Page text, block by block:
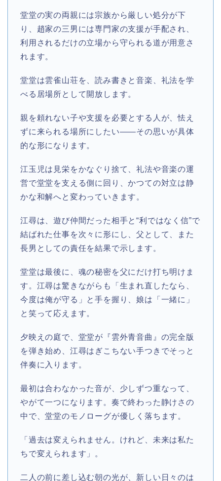
堂堂の実の両親には宗族から厳しい処分が下
り、趙家の三男には専門家の支援が手配され、
利用されるだけの立場から守られる道が用意さ
れます。
堂堂は雲雀山荘を、読み書きと音楽、礼法を学
べる居場所として開放します。
親を頼れない子や支援を必要とする人が、怯え
ずに来られる場所にしたい——その思いが具体
的な形になります。
江玉児は見栄をかなぐり捨て、礼法や音楽の運
営で堂堂を支える側に回り、かつての対立は静
かな和解へと変わっていきます。
江尋は、遊び仲間だった相手と“利ではなく信”で
結ばれた仕事を次々に形にし、父として、また
長男としての責任を結果で示します。
堂堂は最後に、魂の秘密を父にだけ打ち明けま
す。江尋は驚きながらも「生まれ直したなら、
今度は俺が守る」と手を握り、娘は「一緒に」
と笑って応えます。
夕映えの庭で、堂堂が『雲外青音曲』の完全版
を弾き始め、江尋はぎこちない手つきでそっと
伴奏に入ります。
最初は合わなかった音が、少しずつ重なって、
やがて一つになります。奏で終わった静けさの
中で、堂堂のモノローグが優しく落ちます。
「過去は変えられません。けれど、未来は私た
ちで変えられます」。
二人の前に差し込む朝の光が、新しい日々のは